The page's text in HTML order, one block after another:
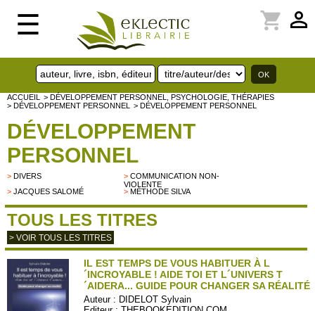
☰ perm_identity
shopping_cart
ACCUEIL
> DÉVELOPPEMENT PERSONNEL, PSYCHOLOGIE, THÉRAPIES
> DÉVELOPPEMENT PERSONNEL
> DÉVELOPPEMENT PERSONNEL
DÉVELOPPEMENT
PERSONNEL
> DIVERS >COMMUNICATION NON-
VIOLENTE
> JACQUES SALOMÉ >MÉTHODE SILVA
TOUS LES TITRES
> VOIR TOUS LES TITRES
IL EST TEMPS DE VOUS HABITUER À L
´INCROYABLE ! AIDE TOI ET L´UNIVERS T
´AIDERA... GUIDE POUR CHANGER SA RÉALITÉ
Auteur : DIDELOT Sylvain